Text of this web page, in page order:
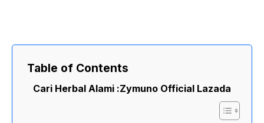
Table of Contents
Cari Herbal Alami :Zymuno Official Lazada